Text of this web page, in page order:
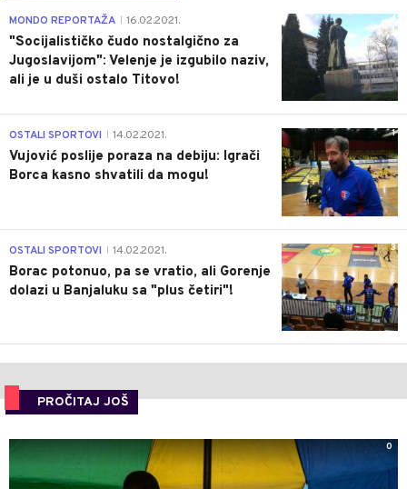
4
MONDO REPORTAŽA 16.02.2021.
"Socijalističko čudo nostalgično za
Jugoslavijom": Velenje je izgubilo naziv,
ali je u duši ostalo Titovo!
1
OSTALI SPORTOVI 14.02.2021.
Vujović poslije poraza na debiju: Igrači
Borca kasno shvatili da mogu!
3
OSTALI SPORTOVI 14.02.2021.
Borac potonuo, pa se vratio, ali Gorenje
dolazi u Banjaluku sa "plus četiri"!
PROČITAJ JOŠ
0